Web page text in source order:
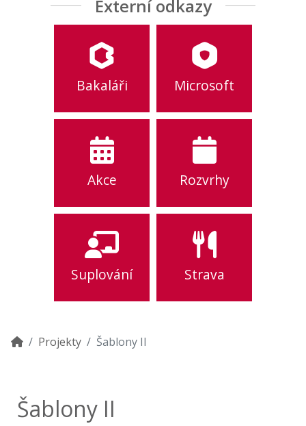
Externí odkazy
Bakaláři Microsoft
Akce Rozvrhy
Suplování Strava
Projekty Šablony II
Šablony II